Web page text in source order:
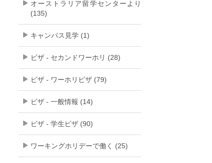
オーストラリア留学センターより
(135)
キャンパス見学 (1)
ビザ - セカンドワーホリ (28)
ビザ - ワーホリビザ (79)
ビザ - 一般情報 (14)
ビザ - 学生ビザ (90)
ワーキングホリデーで働く (25)